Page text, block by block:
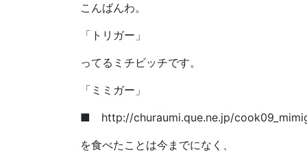
こんばんわ。
「トリガー」
ってるミチビッチです。
「ミミガー」
■ http://churaumi.que.ne.jp/
を食べたことは今までになく、